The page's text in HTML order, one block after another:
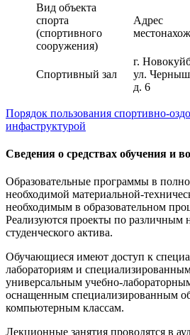
Вид объекта
спорта
(спортивного
сооружения)
Адрес
Спортивный зал
г.
ул.
д. 6
Порядок пользования спортивно-
инфаструктурой
Сведения о средствах обучения и
Образовательные программы в
необходимой материальной-
необходимым в образовательном
Реализуются проекты по различным
студенческого актива.
Обучающиеся имеют доступ к
лабораториям и
универсальным учебно-
оснащенным специализированным
компьютерным классам.
Лекционные занятия проводятся в